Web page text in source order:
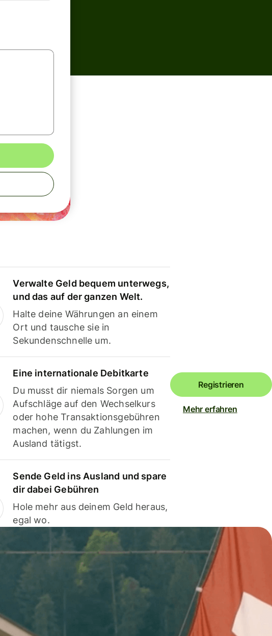
Verwalte Geld bequem unterwegs,
und das auf der ganzen Welt.
Halte deine Währungen an einem
Ort und tausche sie in
Sekundenschnelle um.
Eine internationale Debitkarte
Du musst dir niemals Sorgen um
Aufschläge auf den Wechselkurs
oder hohe Transaktionsgebühren
machen, wenn du Zahlungen im
Ausland tätigst.
Sende Geld ins Ausland und spare
dir dabei Gebühren
Hole mehr aus deinem Geld heraus,
egal wo.
Registrieren
Mehr erfahren